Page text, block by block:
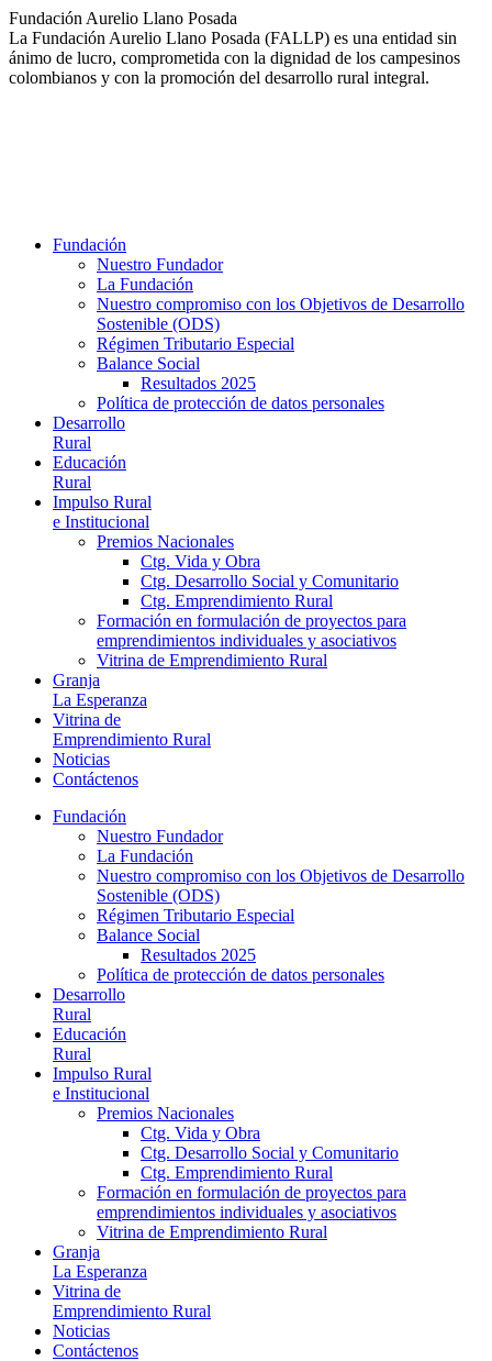
Saltar
al
contenido
Fundación Aurelio Llano Posada
La Fundación Aurelio Llano Posada (FALLP) es una entidad sin
ánimo de lucro, comprometida con la dignidad de los campesinos
colombianos y con la promoción del desarrollo rural integral.
Fundación
Nuestro Fundador
La Fundación
Nuestro compromiso con los Objetivos de Desarrollo
Sostenible (ODS)
Régimen Tributario Especial
Balance Social
Resultados 2025
Política de protección de datos personales
Desarrollo
Rural
Educación
Rural
Impulso Rural
e Institucional
Premios Nacionales
Ctg. Vida y Obra
Ctg. Desarrollo Social y Comunitario
Ctg. Emprendimiento Rural
Formación en formulación de proyectos para
emprendimientos individuales y asociativos
Vitrina de Emprendimiento Rural
Granja
La Esperanza
Vitrina de
Emprendimiento Rural
Noticias
Contáctenos
Fundación
Nuestro Fundador
La Fundación
Nuestro compromiso con los Objetivos de Desarrollo
Sostenible (ODS)
Régimen Tributario Especial
Balance Social
Resultados 2025
Política de protección de datos personales
Desarrollo
Rural
Educación
Rural
Impulso Rural
e Institucional
Premios Nacionales
Ctg. Vida y Obra
Ctg. Desarrollo Social y Comunitario
Ctg. Emprendimiento Rural
Formación en formulación de proyectos para
emprendimientos individuales y asociativos
Vitrina de Emprendimiento Rural
Granja
La Esperanza
Vitrina de
Emprendimiento Rural
Noticias
Contáctenos